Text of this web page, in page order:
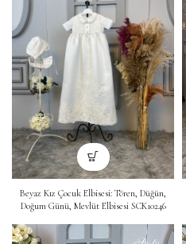
Beyaz Kız Çocuk Elbisesi: Tören, Düğün,
Doğum Günü, Mevlüt Elbisesi SCK10246